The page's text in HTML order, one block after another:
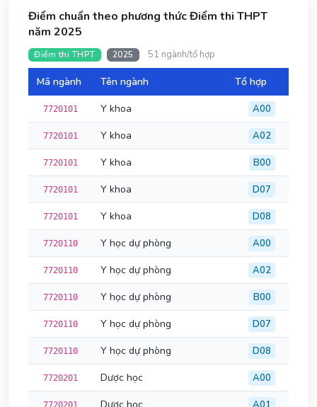
Điểm chuẩn theo phương thức Điểm thi THPT
năm 2025
Điểm thi THPT 2025 51 ngành/tổ hợp
Mã ngành Tên ngành Tổ hợp
7720101 Y khoa A00
7720101 Y khoa A02
7720101 Y khoa B00
7720101 Y khoa D07
7720101 Y khoa D08
7720110 Y học dự phòng A00
7720110 Y học dự phòng A02
7720110 Y học dự phòng B00
7720110 Y học dự phòng D07
7720110 Y học dự phòng D08
7720201 Dược học A00
7720201